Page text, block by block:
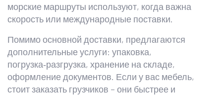
морские маршруты используют, когда важна
скорость или международные поставки.
Помимо основной доставки, предлагаются
дополнительные услуги: упаковка,
погрузка‑разгрузка, хранение на складе,
оформление документов. Если у вас мебель,
стоит заказать грузчиков – они быстрее и